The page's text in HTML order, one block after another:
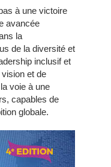
à une victoire
avancée
la
de la diversité et
inclusif et
et de
voie à une
capables de
globale.